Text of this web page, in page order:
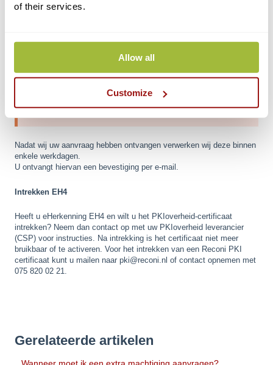
of their services.
Allow all
Customize
Let op:Beschikt de te-beëindigen gebruiker over
machtiging voor slechts één organisatie te beeindigen?
Vermeld dit dan expliciet op het ondertekende formulier.
Nadat wij uw aanvraag hebben ontvangen verwerken wij deze binnen
enkele werkdagen.
U ontvangt hiervan een bevestiging per e-mail.
Intrekken EH4
Heeft u eHerkenning EH4 en wilt u het PKIoverheid-certificaat
intrekken? Neem dan contact op met uw PKIoverheid leverancier
(CSP) voor instructies. Na intrekking is het certificaat niet meer
bruikbaar of te activeren. Voor het intrekken van een Reconi PKI
certificaat kunt u mailen naar pki@reconi.nl of contact opnemen met
075 820 02 21.
Gerelateerde artikelen